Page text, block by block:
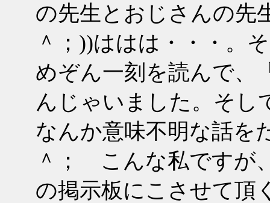
の先生とおじさんの先
＾；))ははは・・・。
めぞん一刻を読んで、
んじゃいました。そし
なんか意味不明な話を
＾； こんな私ですが
の掲示板にこさせて頂